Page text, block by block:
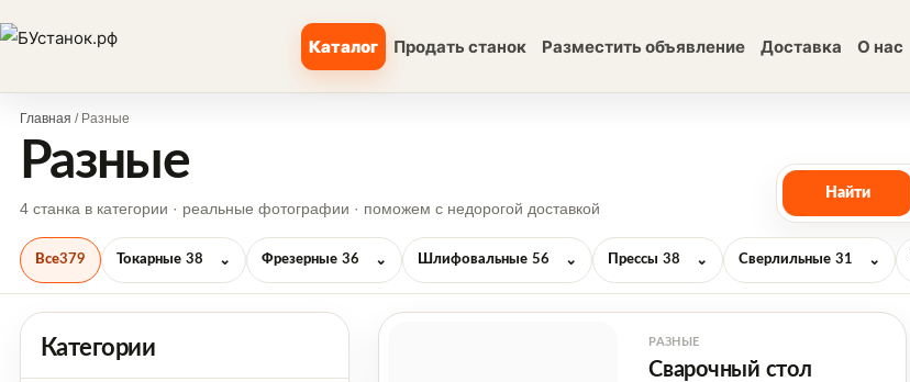
Каталог Продать станок Разместить объявление Доставка О нас
Главная / Разные
Разные
4 станка в категории · реальные фотографии · поможем с недорогой доставкой
Все379 Токарные 38 ⌄ Фрезерные 36 ⌄ Шлифовальные 56 ⌄ Прессы 38 ⌄ Сверлильные 31 ⌄
Категории
Сварочный стол
РАЗНЫЕ